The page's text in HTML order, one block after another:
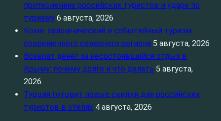
притеснениях российских туристов и ударе по
туризму 6 августа, 2026
Коми: паломнический и событийный туризм
современного северного региона 5 августа, 2026
Возврат денег за несостоявшийся отдых в
Крыму: почему долго и что делать 5 августа,
2026
Турция готовит новые скидки для российских
туристов в отелях 4 августа, 2026